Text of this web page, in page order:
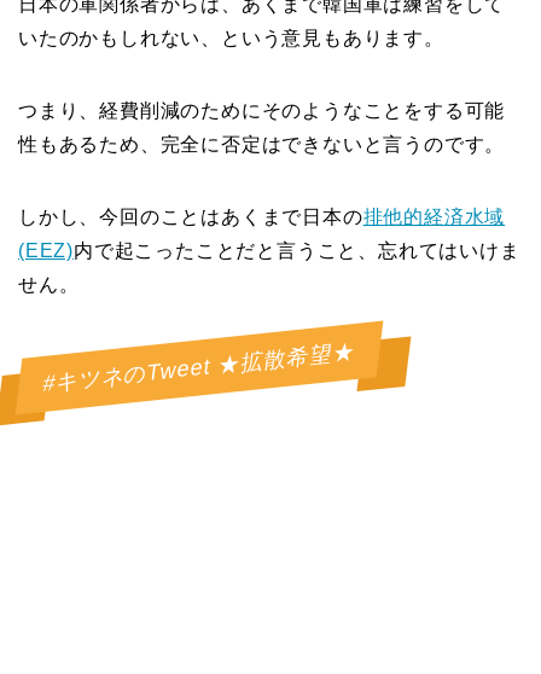
日本の軍関係者からは、あくまで韓国軍は練習をして
いたのかもしれない、という意見もあります。
つまり、経費削減のためにそのようなことをする可能
性もあるため、完全に否定はできないと言うのです。
しかし、今回のことはあくまで日本の排他的経済水域
(EEZ)内で起こったことだと言うこと、忘れてはいけま
せん。
#キツネのTweet ★拡散希望★